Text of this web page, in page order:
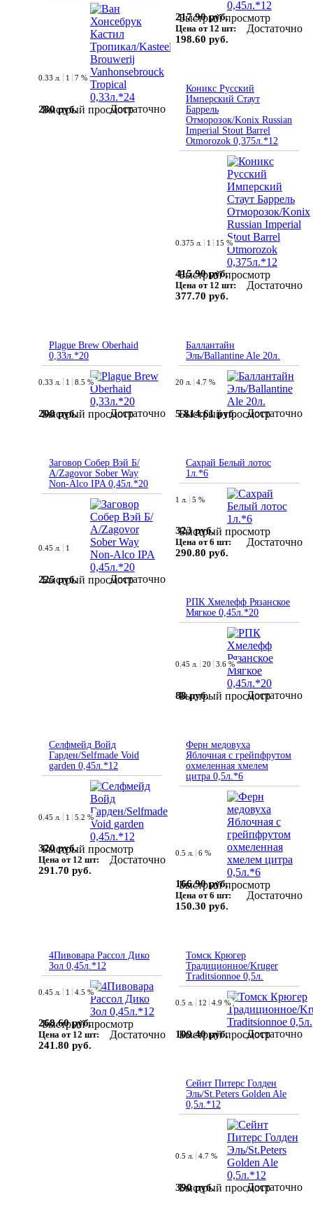
Быстрый просмотр
0.33 л. 1 7 %
280 руб. Достаточно
Быстрый просмотр
217.90 руб.
Цена от 12 шт:
198.60 руб.
Достаточно
Коникс Русский
Имперский Стаут
Баррель
Отморозок/Konix Russian
Imperial Stout Barrel
Otmorozok 0,375л.*12
Быстрый просмотр
0.375 л. 1 15 %
415.90 руб.
Цена от 12 шт:
377.70 руб.
Достаточно
Plague Brew Oberhaid
0,33л.*20
Быстрый просмотр
0.33 л. 1 8.5 %
208 руб. Достаточно
Баллантайн
Эль/Ballantine Ale 20л.
Быстрый просмотр
20 л. 4.7 %
5 814.61 руб. Достаточно
Заговор Собер Вэй Б/
А/Zagovor Sober Way
Non-Alco IPA 0,45л.*20
Быстрый просмотр
0.45 л. 1
225 руб. Достаточно
Сахрай Белый лотос
1л.*6
Быстрый просмотр
1 л. 5 %
323 руб.
Цена от 6 шт:
290.80 руб.
Достаточно
РПК Хмелефф Рязанское
Мягкое 0,45л.*20
Быстрый просмотр
0.45 л. 20 3.6 %
88 руб. Достаточно
Селфмейд Войд
Гарден/Selfmade Void
garden 0,45л.*12
Быстрый просмотр
0.45 л. 1 5.2 %
320 руб.
Цена от 12 шт:
291.70 руб.
Достаточно
Ферн медовуха
Яблочная с грейпфрутом
охмеленная хмелем
цитра 0,5л.*6
Быстрый просмотр
0.5 л. 6 %
166.90 руб.
Цена от 6 шт:
150.30 руб.
Достаточно
4Пивовара Рассол Дико
Зол 0,45л.*12
Быстрый просмотр
0.45 л. 1 4.5 %
268.60 руб.
Цена от 12 шт:
241.80 руб.
Достаточно
Томск Крюгер
Традиционное/Kruger
Traditsionnoe 0,5л.
Быстрый просмотр
0.5 л. 12 4.9 %
109.40 руб. Достаточно
Сейнт Питерс Голден
Эль/St.Peters Golden Ale
0,5л.*12
Быстрый просмотр
0.5 л. 4.7 %
390 руб. Достаточно